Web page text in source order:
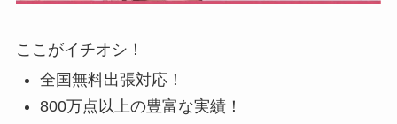
ここがイチオシ！
全国無料出張対応！
800万点以上の豊富な実績！